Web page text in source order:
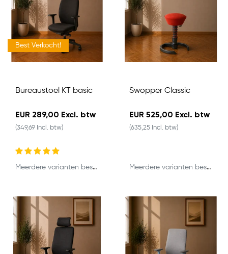
Best Verkocht!
Bureaustoel KT basic
EUR 289,00 Excl. btw
(349,69 Incl. btw)
Meerdere varianten beschikbaar
Swopper Classic
EUR 525,00 Excl. btw
(635,25 Incl. btw)
Meerdere varianten beschikbaar